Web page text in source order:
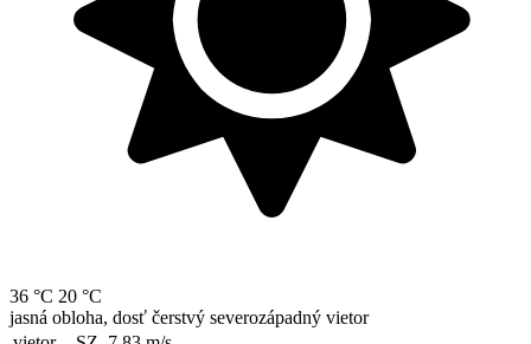
36 °C 20 °C
jasná obloha, dosť čerstvý severozápadný vietor